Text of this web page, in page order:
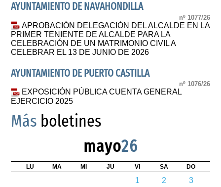
AYUNTAMIENTO DE NAVAHONDILLA
nº 1077/26
APROBACIÓN DELEGACIÓN DEL ALCALDE EN LA
PRIMER TENIENTE DE ALCALDE PARA LA
CELEBRACIÓN DE UN MATRIMONIO CIVIL A
CELEBRAR EL 13 DE JUNIO DE 2026
AYUNTAMIENTO DE PUERTO CASTILLA
nº 1076/26
EXPOSICIÓN PÚBLICA CUENTA GENERAL
EJERCICIO 2025
Más boletines
mayo26
LU MA MI JU VI SA DO
1 2
3